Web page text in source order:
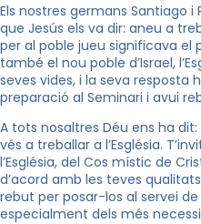
Els nostres germans Santiago
que Jesús els va dir: aneu a
per al poble jueu significava el
també el nou poble d’Israel,
seves vides, i la seva resposta
preparació al Seminari i avui
A tots nosaltres Déu ens ha
vés a treballar a l’Església.
l’Església, del Cos místic de
d’acord amb les teves
rebut per posar-los al servei de
especialment dels més